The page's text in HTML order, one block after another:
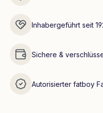
Inhabergeführt seit
Sichere &
Autorisierter fatboy